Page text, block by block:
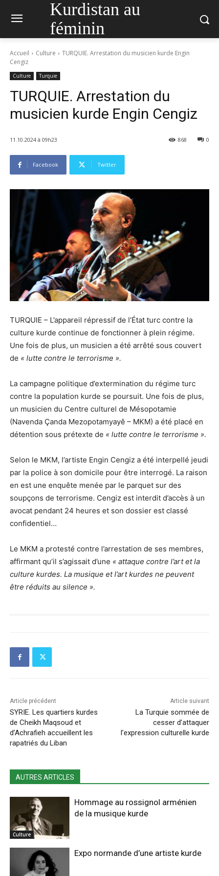
Kurdistan au
féminin
Accueil Culture
TURQUIE. Arrestation du musicien kurde Engin
Cengiz
Culture Turquie
TURQUIE. Arrestation du
musicien kurde Engin Cengiz
11.10.2024 à 09h23 0
868
Facebook Twitter
TURQUIE – L’appareil répressif de l’État turc contre la
culture kurde continue de fonctionner à plein régime.
Une fois de plus, un musicien a été arrêté sous couvert
de « lutte contre le terrorisme ».
La campagne politique d’extermination du régime turc
contre la population kurde se poursuit. Une fois de plus,
un musicien du Centre culturel de Mésopotamie
(Navenda Çanda Mezopotamyayê – MKM) a été placé en
détention sous prétexte de « lutte contre le terrorisme ».
Selon le MKM, l’artiste Engin Cengiz a été interpellé jeudi
par la police à son domicile pour être interrogé. La raison
en est une enquête menée par le parquet sur des
soupçons de terrorisme. Cengiz est interdit d’accès à un
avocat pendant 24 heures et son dossier est classé
confidentiel…
Le MKM a protesté contre l’arrestation de ses membres,
affirmant qu’il s’agissait d’une « attaque contre l’art et la
culture kurdes. La musique et l’art kurdes ne peuvent
être réduits au silence ».
Article précédent
SYRIE. Les quartiers kurdes
de Cheikh Maqsoud et
d’Achrafieh accueillent les
rapatriés du Liban
Article suivant
La Turquie sommée de
cesser d’attaquer
l’expression culturelle kurde
AUTRES ARTICLES
Culture
Hommage au rossignol arménien
de la musique kurde
Expo normande d’une artiste kurde